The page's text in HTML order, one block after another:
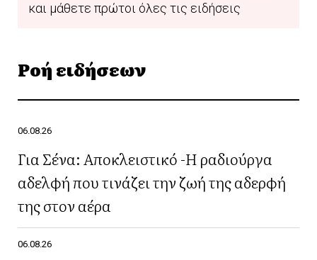
και μάθετε πρώτοι όλες τις ειδήσεις
Ροή ειδήσεων
06.08.26
Για Σένα: Αποκλειστικό -Η ραδιούργα
αδελφή που τινάζει την ζωή της αδερφή
της στον αέρα
06.08.26